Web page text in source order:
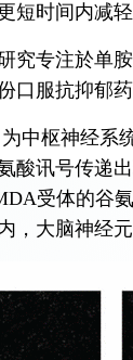
短时间内减
究专注於单
口服抗抑郁
为中枢神经系
酸讯号传递
受体的谷
，大脑神经